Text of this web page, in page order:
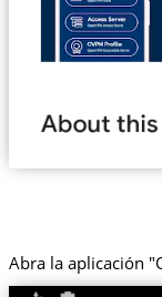
Abra la aplicación